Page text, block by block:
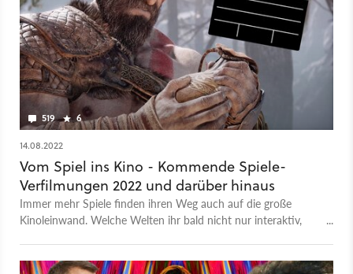
519 6
14.08.2022
Vom Spiel ins Kino - Kommende Spiele-
Verfilmungen 2022 und darüber hinaus
Immer mehr Spiele finden ihren Weg auch auf die große
Kinoleinwand. Welche Welten ihr bald nicht nur interaktiv,